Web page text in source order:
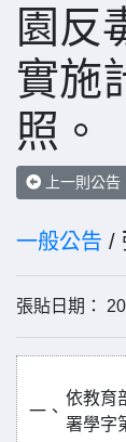
園反
實施
照。
上一則公告
一般公告 /
張貼日期：
一、
依教育
署學字